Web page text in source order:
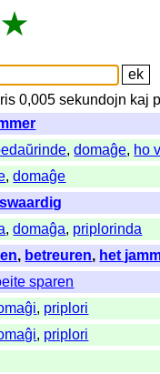
★
0,005sekundojn kaj
,domaĝe, ho
,domaĝe
,domaĝa, priplorinda
, betreuren, het
sparen
, priplori
, priplori